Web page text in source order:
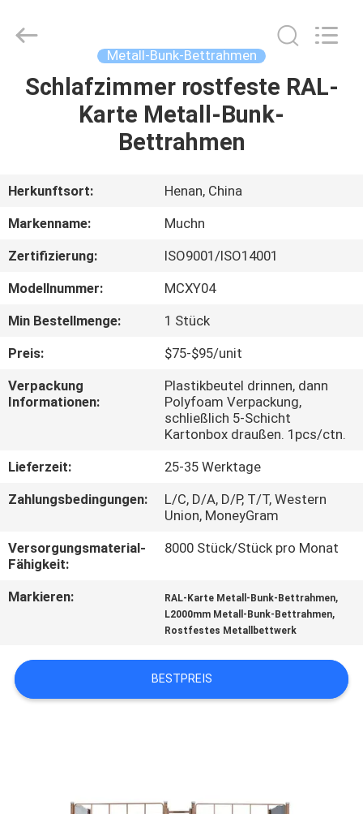
HAUS
ÜBER
UNS
FABRIK-
AUSFLUG
QUALITÄTSKONTROLLE
TRETEN
MIT
IN
VERBINDUNG
NACHRICHTEN
SIE
EIN
Rights
Reserved.
Metall-Bunk-Bettrahmen
Schlafzimmer rostfeste RAL-
Karte Metall-Bunk-
Bettrahmen
Herkunftsort:
Henan, China
Markenname:
Muchn
Zertifizierung:
ISO9001/ISO14001
Modellnummer:
MCXY04
Min Bestellmenge:
1 Stück
Preis:
$75-$95/unit
Verpackung
Informationen:
Plastikbeutel drinnen, dann
Polyfoam Verpackung,
schließlich 5-Schicht
Kartonbox draußen. 1pcs/ctn.
Lieferzeit:
25-35 Werktage
Zahlungsbedingungen:
L/C, D/A, D/P, T/T, Western
Union, MoneyGram
Versorgungsmaterial-
Fähigkeit:
8000 Stück/Stück pro Monat
Markieren: RAL-Karte Metall-Bunk-Bettrahmen,
L2000mm Metall-Bunk-Bettrahmen,
Rostfestes Metallbettwerk
BESTPREIS